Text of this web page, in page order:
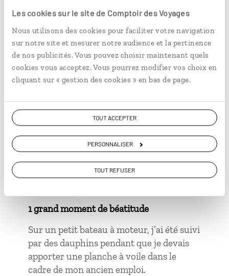
Les cookies sur le site de Comptoir des Voyages
Nous utilisons des cookies pour faciliter votre navigation
sur notre site et mesurer notre audience et la pertinence
de nos publicités. Vous pouvez choisir maintenant quels
cookies vous acceptez. Vous pourrez modifier vos choix en
cliquant sur « gestion des cookies » en bas de page.
TOUT ACCEPTER
PERSONNALISER
TOUT REFUSER
ouzo
peut se boire à n’importe quelle
Le
raki
n’est pas originaire de Turquie
mais de Grèce. Il s’agit d’une eau-de-vie
souvent consommée en apéritif ou en
digestif.
1 grand moment de solitude
Le jour où mes amis m’ont offert un saut
à l’élastique au canal de Corinthe alors
1 grand moment de béatitude
Sur un petit bateau à moteur, j’ai été suivi
par des dauphins pendant que je devais
apporter une planche à voile dans le
cadre de mon ancien emploi.